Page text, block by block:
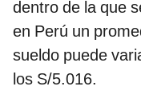
dentro de la que
en Perú un
sueldo puede
los S/5.016.